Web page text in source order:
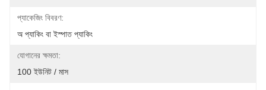
প্যাকেজিং বিবরণ:
অ প্যাকিং বা ইস্পাত প্যাকিং
যোগানের ক্ষমতা:
100 ইউনিট / মাস